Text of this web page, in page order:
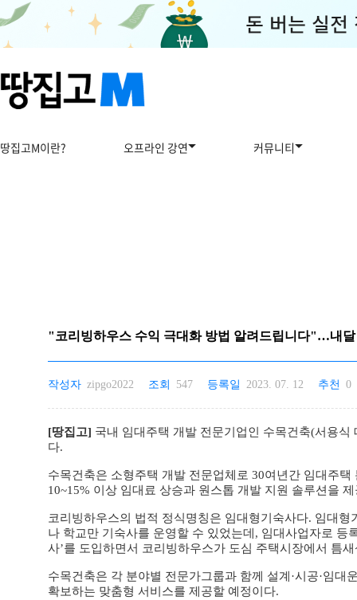
땅집고M이란? 오프라인 강연 커뮤니티
"코리빙하우스 수익 극대화 방법 알려드립니다"…내달
작성자 zipgo2022 조회 547 등록일 2023. 07. 12 추천 0
[땅집고] 국내 임대주택 개발 전문기업인 수목건축(서용식
다.
수목건축은 소형주택 개발 전문업체로 30여년간 임대주
10~15% 이상 임대료 상승과 원스톱 개발 지원 솔루션을
코리빙하우스의 법적 정식명칭은 임대형기숙사다. 임대
나 학교만 기숙사를 운영할 수 있었는데, 임대사업자로 등
사’를 도입하면서 코리빙하우스가 도심 주택시장에서 틈
수목건축은 각 분야별 전문가그룹과 함께 설계·시공·임
확보하는 맞춤형 서비스를 제공할 예정이다.